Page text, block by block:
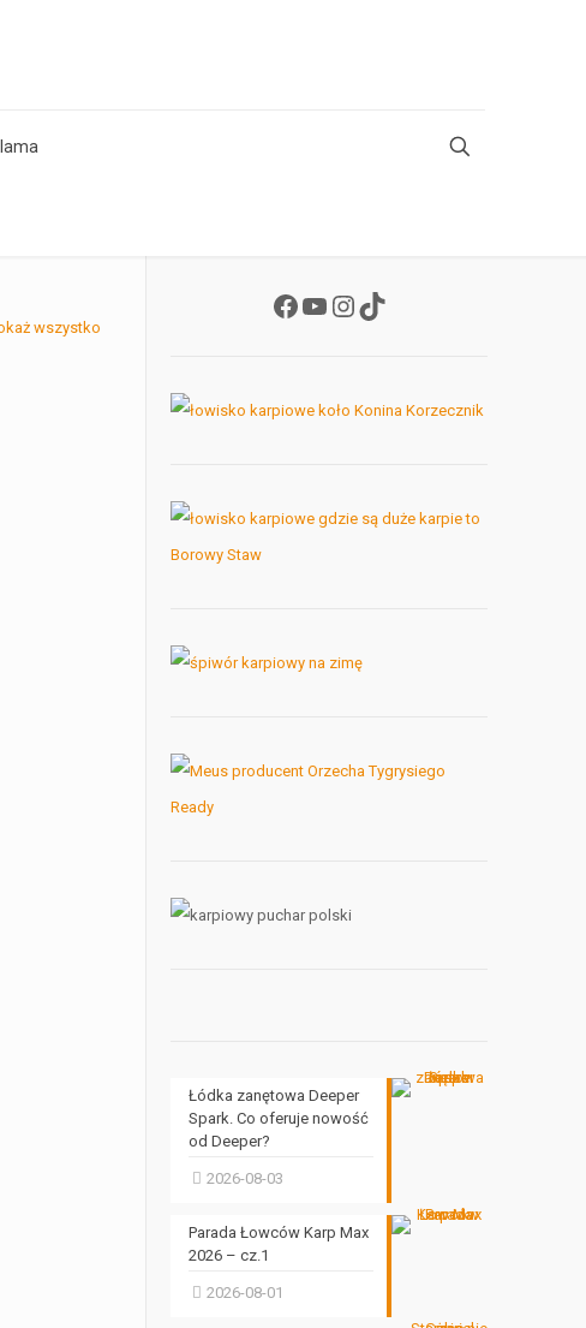
wszystko
Facebook
YouTube
Instagram
TikTok
Łódka zanętowa Deeper
Spark. Co oferuje nowość
od Deeper?
2026-08-03
Parada Łowców Karp Max
2026 – cz.1
2026-08-01